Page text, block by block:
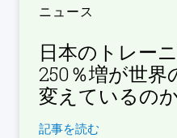
ニュース
日本のトレー
250％増が世界
変えているの
記事を読む